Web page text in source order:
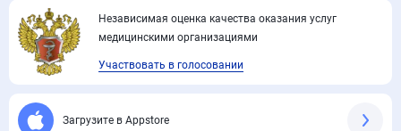
Независимая оценка качества оказания услуг
медицинскими организациями
Участвовать в голосовании
Загрузите в Appstore